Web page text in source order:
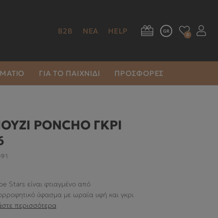
B2B ΝΕΑ HELP GR
0
ΓΙΑ ΤΟ ΠΑΙΧΝΊΔΙ ΠΡΟΣΦΟΡΕΣ
PONCHO ΓΚΡΙ
Stars είναι φτιαγμένο από
ύφασμα με ωραία υφή και γκρι
περισσότερα